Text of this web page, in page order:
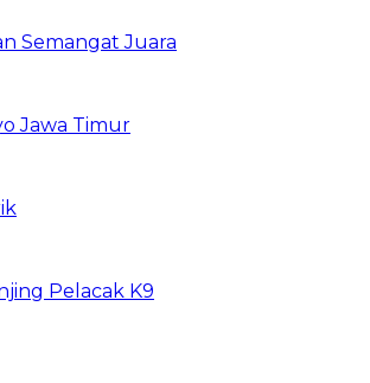
Semangat Juara
Jawa Timur
Pelacak K9